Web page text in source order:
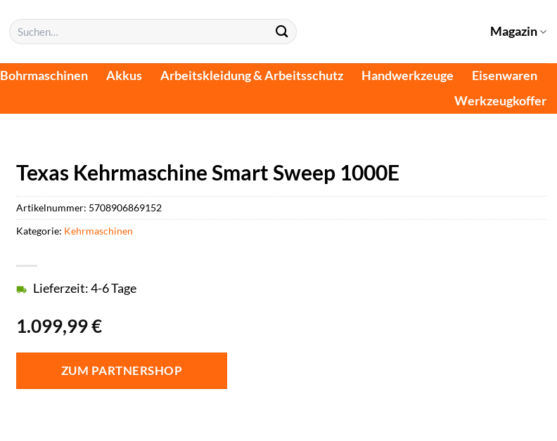
Suchen
nach:
Magazin
Bohrmaschinen Akkus Arbeitskleidung & Arbeitsschutz Handwerkzeuge
Eisenwaren
Werkzeugkoffer
Texas Kehrmaschine Smart Sweep 1000E
1.099,99€
Lieferzeit: 4-6 Tage
ZUM PARTNERSHOP
Artikelnummer: 5708906869152
Kategorie: Kehrmaschinen